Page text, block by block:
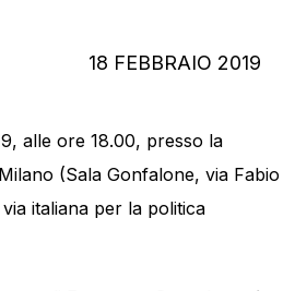
18 FEBBRAIO 2019
alle ore 18.00, presso la
(Sala Gonfalone, via Fabio
italiana per la politica